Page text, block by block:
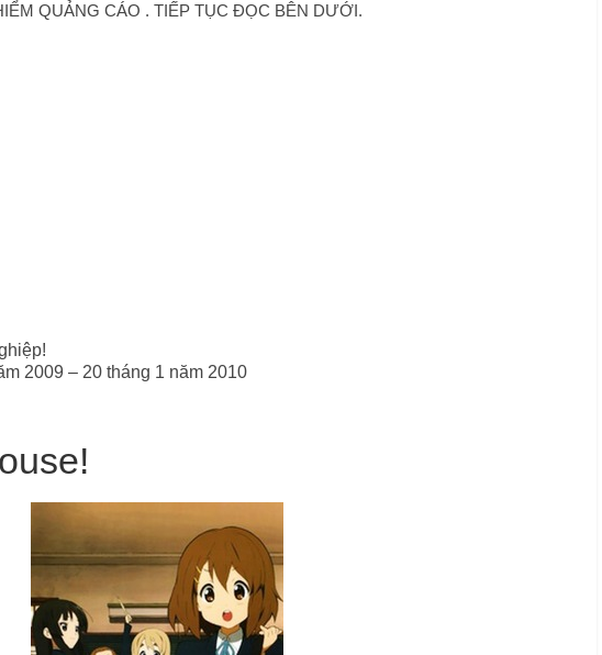
QUẢNG CÁO . TIẾP TỤC ĐỌC BÊN DƯỚI.
2009 – 20 tháng 1 năm 2010